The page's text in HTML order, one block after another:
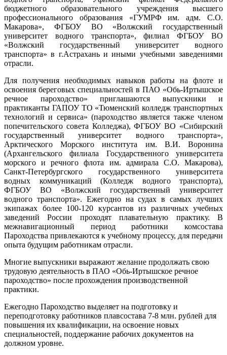
бюджетного образовательного учреждения высшего
профессионального образования «ГУМРФ им. адм. С.О.
Макарова», ФГБОУ ВО «Волжский государственный
университет водного транспорта», филиал ФГБОУ ВО
«Волжский государственный университет водного
транспорта» в г.Астрахань и иными учебными заведениями
отрасли.
Для получения необходимых навыков работы на флоте и
освоения береговых специальностей в ПАО «Обь-Иртышское
речное пароходство» приглашаются выпускники и
практиканты ГАПОУ ТО «Тюменский колледж транспортных
технологий и сервиса» (пароходство является также членом
попечительского совета Колледжа), ФГБОУ ВО «Сибирский
государственный университет водного транспорта»,
Арктического Морского института им. В.И. Воронина
(Архангельского филиала Государственного университета
морского и речного флота им. адмирала С.О. Макарова),
Санкт-Петербургского государственного университета
водных коммуникаций (Колледж водного транспорта),
ФГБОУ ВО «Волжский государственный университет
водного транспорта». Ежегодно на судах в самых лучших
экипажах более 100-120 курсантов из различных учебных
заведений России проходят плавательную практику. В
межнавигационный период работники комсостава
Пароходства привлекаются к учебному процессу, для передачи
опыта будущим работникам отрасли.
Многие выпускники выражают желание продолжать свою
трудовую деятельность в ПАО «Обь-Иртышское речное
пароходство» после прохождения производственной
практики.
Ежегодно Пароходство выделяет на подготовку и
переподготовку работников плавсостава 7-8 млн. рублей для
повышения их квалификации, на освоение новых
специальностей, поддержание рабочих документов на
должном уровне.